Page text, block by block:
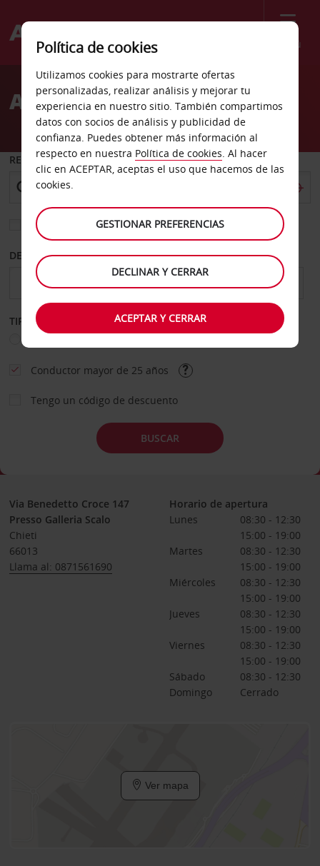
Menú
Welcome
AvisAlquiler de coches Chieti
RECOGER EN
Elegir otra oficina de devolución
DESDE HASTA
TIPO DE ALQUILER
Conductor mayor de 25 años
Tengo un código de descuento
BUSCAR
Via Benedetto Croce 147
Presso Galleria Scalo
Chieti
66013
Llama al: 0871561690
Horario de apertura
Lunes
08:30 - 12:30
15:00 - 19:00
Martes
08:30 - 12:30
15:00 - 19:00
Miércoles
08:30 - 12:30
15:00 - 19:00
Jueves
08:30 - 12:30
15:00 - 19:00
Viernes
08:30 - 12:30
15:00 - 19:00
Sábado
08:30 - 12:30
Domingo
Cerrado
Ver mapa
Política de cookies
Utilizamos cookies para mostrarte ofertas
personalizadas, realizar análisis y mejorar tu
experiencia en nuestro sitio. También compartimos
datos con socios de análisis y publicidad de
confianza. Puedes obtener más información al
respecto en nuestra Política de cookies. Al hacer
clic en ACEPTAR, aceptas el uso que hacemos de las
cookies.
GESTIONAR PREFERENCIAS
DECLINAR Y CERRAR
ACEPTAR Y CERRAR